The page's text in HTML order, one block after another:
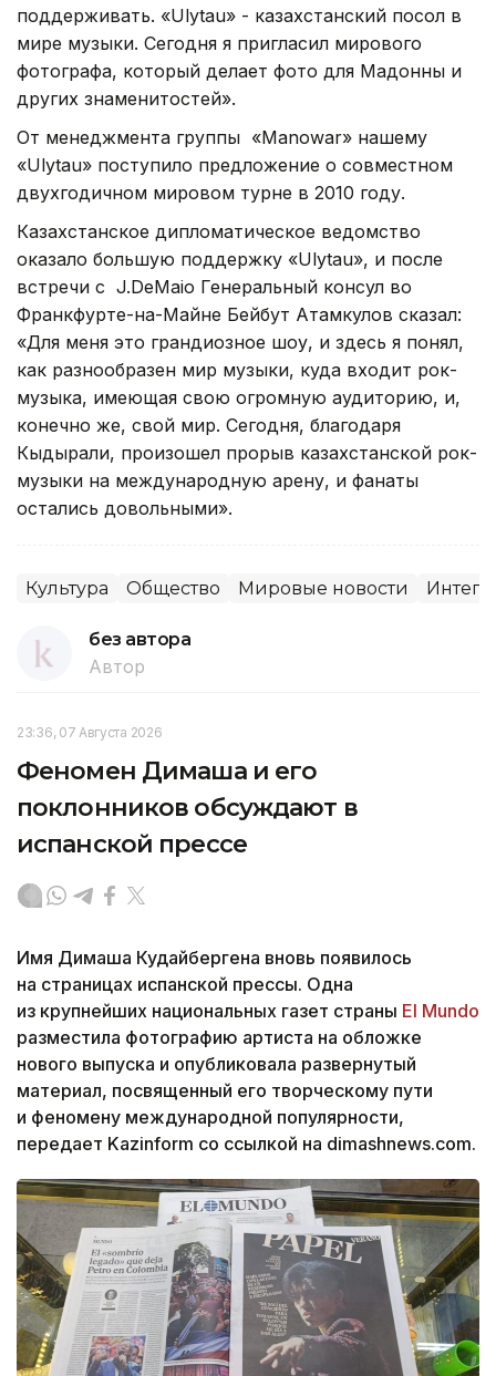
поддерживать. «Ulytau» - казахстанский посол в
мире музыки. Сегодня я пригласил мирового
фотографа, который делает фото для Мадонны и
других знаменитостей».
От менеджмента группы «Manowar» нашему
«Ulytau» поступило предложение о совместном
двухгодичном мировом турне в 2010 году.
Казахстанское дипломатическое ведомство
оказало большую поддержку «Ulytau», и после
встречи с J.DeMaio Генеральный консул во
Франкфурте-на-Майне Бейбут Атамкулов сказал:
«Для меня это грандиозное шоу, и здесь я понял,
как разнообразен мир музыки, куда входит рок-
музыка, имеющая свою огромную аудиторию, и,
конечно же, свой мир. Сегодня, благодаря
Кыдырали, произошел прорыв казахстанской рок-
музыки на международную арену, и фанаты
остались довольными».
Культура Общество Мировые новости
без автора
Автор
23:36, 07 Августа 2026
Феномен Димаша и его
поклонников обсуждают в
испанской прессе
Имя Димаша Кудайбергена вновь появилось
на страницах испанской прессы. Одна
из крупнейших национальных газет страны El Mundo
разместила фотографию артиста на обложке
нового выпуска и опубликовала развернутый
материал, посвященный его творческому пути
и феномену международной популярности,
передает Kazinform со ссылкой на dimashnews.com.